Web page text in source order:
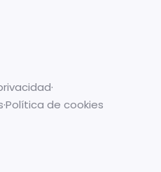
·
·Política de cookies